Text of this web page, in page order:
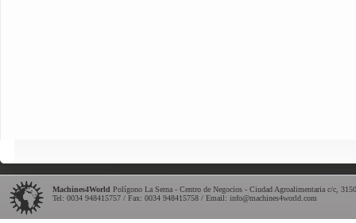
Machines4World Polígono La Serna - Centro de Negocios - Ciudad Agroalimentaria c/c
Tel: 0034 948415757 / Fax: 0034 948415758 / Email: info@machines4world.com